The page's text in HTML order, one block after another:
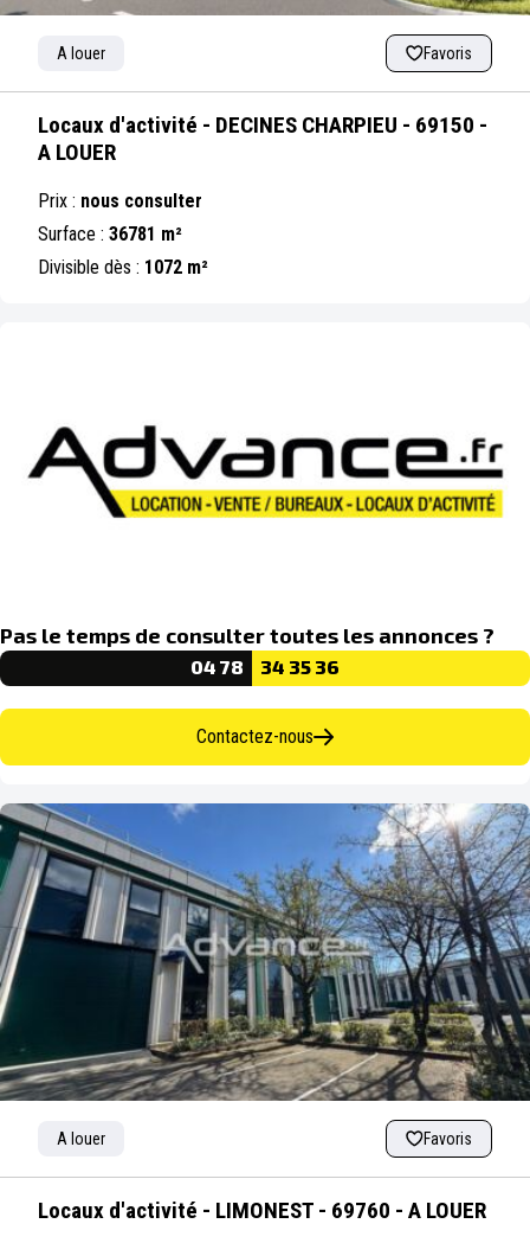
A louer Favoris
Locaux d'activité - DECINES CHARPIEU - 69150 -
A LOUER
Prix : nous consulter
Surface : 36781 m²
Divisible dès : 1072 m²
Pas le temps de consulter toutes les annonces ?
04 78 34 35 36
Contactez-nous
A louer Favoris
Locaux d'activité - LIMONEST - 69760 - A LOUER